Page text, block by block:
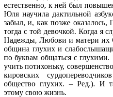
естественно, к ней был
Юля научила дактильной
забыл, и, как позже оказалось,
тогда с той девочкой. Когда я
Надежды, Любови и матери их
община глухих и
по буквам общаться с
учить потихоньку,
кировских
общество глухих. – Ред.). И
этому свою жизнь.